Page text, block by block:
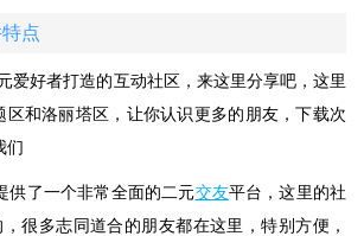
点
爱好者打造的互动社区，来这里分享吧，这里
区和洛丽塔区，让你认识更多的朋友，下载次
们
供了一个非常全面的二元交友平台，这里的社
很多志同道合的朋友都在这里，特别方便，